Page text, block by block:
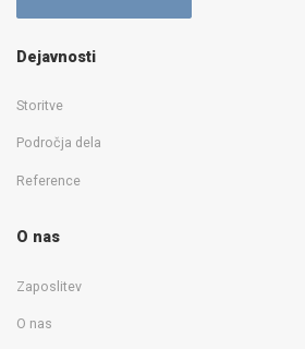
Dejavnosti
Storitve
Področja dela
Reference
O nas
Zaposlitev
O nas